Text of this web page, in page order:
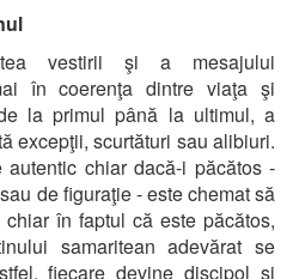
vestirii şi a mesajului
în coerenţa dintre viaţa şi
la primul până la ultimul, a
excepţii, scurtături sau alibiuri.
chiar dacă-i păcătos -
de figuraţie - este chemat să
în faptul că este păcătos,
samaritean adevărat se
fiecare devine discipol şi